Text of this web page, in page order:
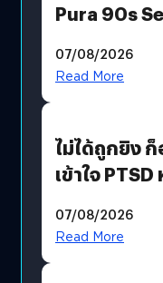
Pura 90s
07/08/2026
Read More
ไม่ได้ถูกยิง
เข้าใจ
07/08/2026
Read More